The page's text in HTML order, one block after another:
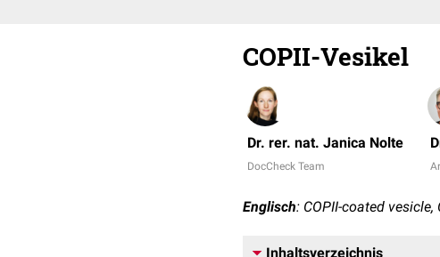
COPII-Vesikel
Dr. rer. nat. Janica Nolte
DocCheck Team
Englisch: COPII-coated vesicle,
Inhaltsverzeichnis